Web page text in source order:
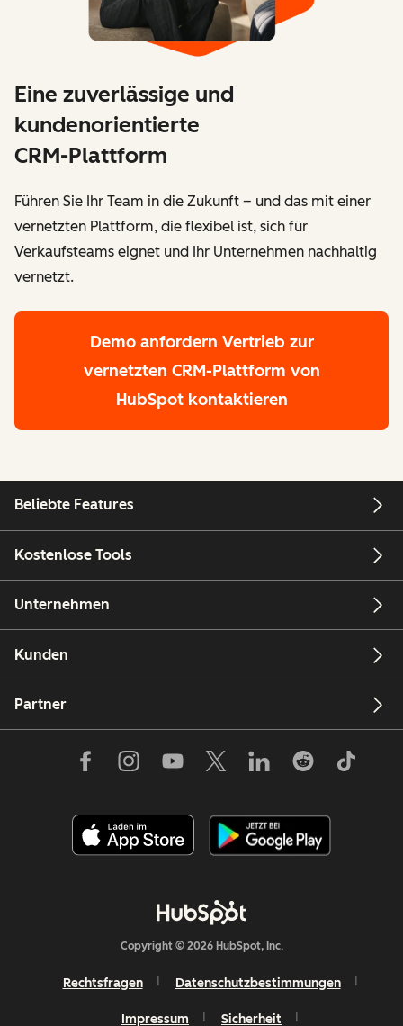
Eine zuverlässige und
kundenorientierte
CRM-Plattform
Führen Sie Ihr Team in die Zukunft – und das mit einer
vernetzten Plattform, die flexibel ist, sich für
Verkaufsteams eignet und Ihr Unternehmen nachhaltig
vernetzt.
Demo anfordern Vertrieb zur
vernetzten CRM-Plattform von
HubSpot kontaktieren
Beliebte Features
Kostenlose Tools
Unternehmen
Kunden
Partner
Copyright © 2026 HubSpot, Inc.
Rechtsfragen Datenschutzbestimmungen
Impressum Sicherheit